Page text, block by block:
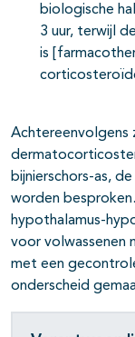
biologische
3 uur, terwijl
is
Achtereenvolgens
bijnierschors-as,
worden
hypothalamus-
voor volwassenen
met een
onderscheid